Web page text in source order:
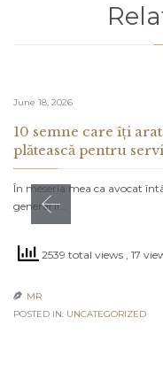
June 18, 2026
10 semne care îți
plătească pentru
În meseria mea ca avocat
general îi…
2539 total views , 17
 MR
POSTED IN: UNCATEGORIZED